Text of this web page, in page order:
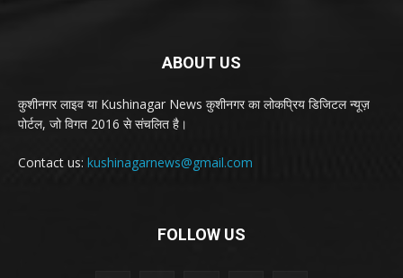
ABOUT US
कुशीनगर लाइव या Kushinagar News कुशीनगर का लोकप्रिय डिजिटल न्यूज़
पोर्टल, जो विगत 2016 से संचलित है।
Contact us: kushinagarnews@gmail.com
FOLLOW US